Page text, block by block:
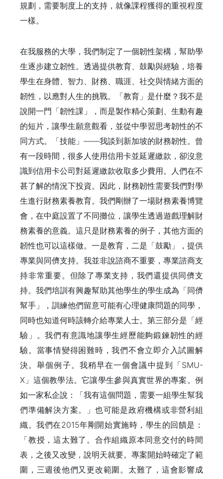
規劃，需要制度上的支持，就像課程獲得的重視程度
一樣。
在我服務的大學，我們制定了一個韌性架構，幫助學
生逐步建立韌性。透過提供教育、鼓勵與經驗，培養
學生在身體、智力、財務、職涯、社交與情緒方面的
韌性，以應對人生的挑戰。「教育」是什麼？我不是
說開一門「韌性課」，而是製作精心策劃、生動有趣
的短片，讓學生願意觀看，並從中學習思考韌性的不
同方式。「技能」——我談到新加坡的財務韌性。曾
有一段時間，很多人使用信用卡並延遲繳款，卻沒意
識到信用卡公司對延遲繳款收取多少費用。人們在不
甚了解的情況下投資。因此，財務韌性需要我們對學
生進行財務素養教育。我們剛辦了一場財務素養博覽
會，在中庭設置了不同攤位，讓學生透過遊戲理解財
務素養的意義。這只是財務素養的例子，其他方面的
韌性也可以這樣做。一是教育，二是「鼓勵」，提供
專業與同儕支持。我並非說諮商不重要，專業諮商支
持非常重要。但除了專業支持，我們還提供同儕支
持。我們培訓有興趣幫助其他學生的學生成為「同儕
幫手」，訓練他們留意可能有心理健康問題的同學，
同時也知道何時該轉介給專業人士。第三部分是「經
驗」。我們有意識地讓學生經歷能夠鍛鍊韌性的經
驗。當事情變得困難時，我們不會立即介入試圖解
決。舉個例子。我稍早在一個會議中提到「SMU-
X」這個教學法。它讓學生參與真實世界的專案。例
如一家私企說：「我有這個問題，需要一組學生幫我
們準備解決方案。」也可能是政府機構或非營利組
織。我們在2015年剛開始實施時，學生的回饋是：
「教授，這太難了。合作組織原本同意交付的時間
表，之後又改變，說明天就要。專案開始時確定了範
圍，三週後他們又更改範圍。太難了，這會影響成